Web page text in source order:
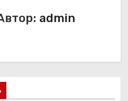
admin